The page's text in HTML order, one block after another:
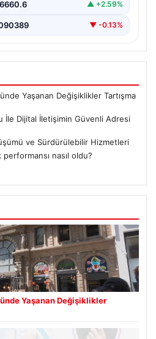
6660.6 ▲ +2.59%
▼ -0.13%
Yaşanan Değişiklikler Tartışma
İle Dijital İletişimin Güvenli Adresi
ve Sürdürülebilir Hizmetleri
performansı nasıl oldu?
Yaşanan Değişiklikler